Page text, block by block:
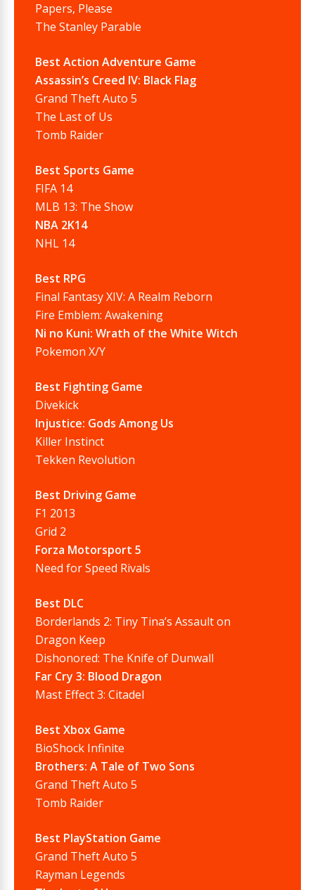
Papers, Please
The Stanley Parable
Best Action Adventure Game
Assassin’s Creed IV: Black Flag
Grand Theft Auto 5
The Last of Us
Tomb Raider
Best Sports Game
FIFA 14
MLB 13: The Show
NBA 2K14
NHL 14
Best RPG
Final Fantasy XIV: A Realm Reborn
Fire Emblem: Awakening
Ni no Kuni: Wrath of the White Witch
Pokemon X/Y
Best Fighting Game
Divekick
Injustice: Gods Among Us
Killer Instinct
Tekken Revolution
Best Driving Game
F1 2013
Grid 2
Forza Motorsport 5
Need for Speed Rivals
Best DLC
Borderlands 2: Tiny Tina’s Assault on
Dragon Keep
Dishonored: The Knife of Dunwall
Far Cry 3: Blood Dragon
Mast Effect 3: Citadel
Best Xbox Game
BioShock Infinite
Brothers: A Tale of Two Sons
Grand Theft Auto 5
Tomb Raider
Best PlayStation Game
Grand Theft Auto 5
Rayman Legends